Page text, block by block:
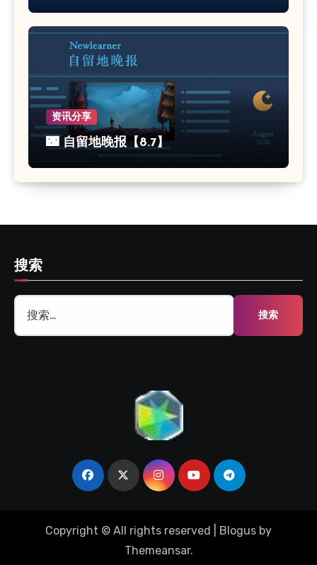
资讯分享
🌃 自留地晚报【8.7】
搜索
搜
索：
Copyright © All rights reserved Blogus by
Themeansar.